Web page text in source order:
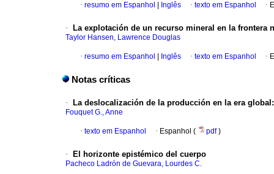
· resumo em Espanhol Inglês · texto em Espanhol ·
· La explotación de un recurso mineral en la frontera
Taylor Hansen, Lawrence Douglas
· resumo em Espanhol Inglês · texto em Espanhol ·
Notas críticas
· La deslocalización de la producción en la era global
Fouquet G., Anne
· texto em Espanhol · Espanhol ( pdf)
· El horizonte epistémico del cuerpo
Pacheco Ladrón de Guevara, Lourdes C.